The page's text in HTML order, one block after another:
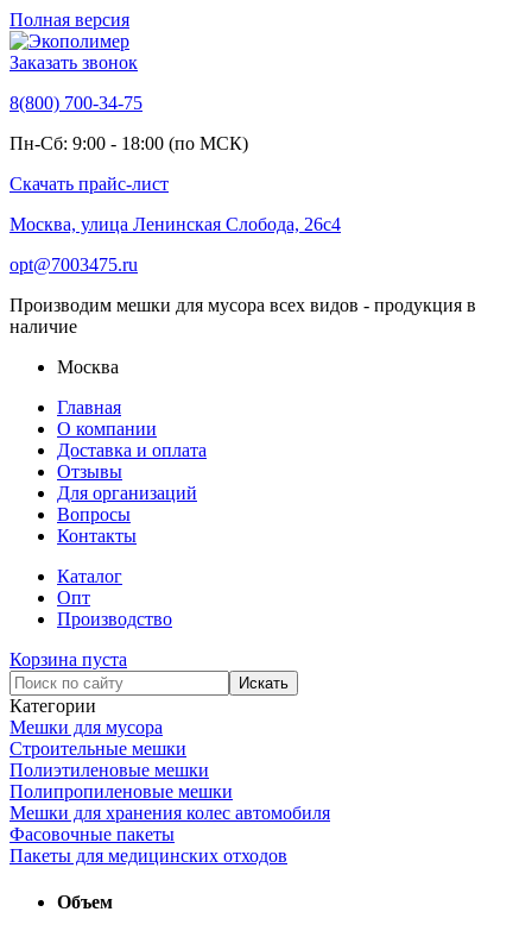
Полная версия
Заказать звонок
8(800) 700-34-75
Пн-Сб: 9:00 - 18:00 (по МСК)
Скачать прайс-лист
Москва, улица Ленинская Слобода, 26с4
opt@7003475.ru
Производим мешки для мусора всех видов - продукция в
наличие
Москва
Главная
О компании
Доставка и оплата
Отзывы
Для организаций
Вопросы
Контакты
Каталог
Опт
Производство
Корзина пуста
Категории
Мешки для мусора
Строительные мешки
Полиэтиленовые мешки
Полипропиленовые мешки
Мешки для хранения колес автомобиля
Фасовочные пакеты
Пакеты для медицинских отходов
Объем